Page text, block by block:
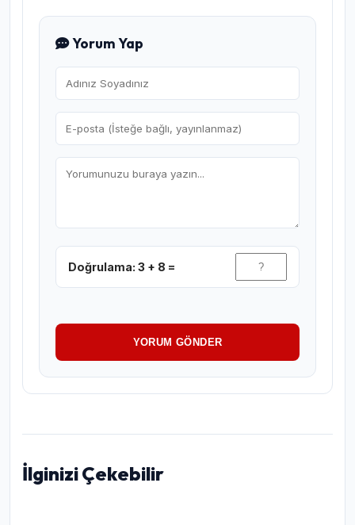
Yorum Yap
Doğrulama: 3 + 8 =
YORUM GÖNDER
İlginizi Çekebilir